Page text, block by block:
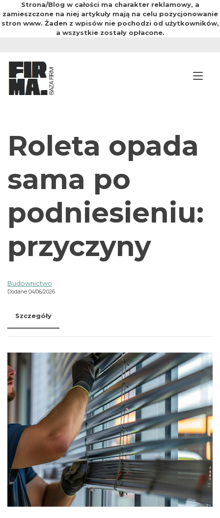
Strona/Blog w całości ma charakter reklamowy, a
zamieszczone na niej artykuły mają na celu pozycjonowanie
stron www. Żaden z wpisów nie pochodzi od użytkowników,
a wszystkie zostały opłacone.
treści
Roleta opada
sama po
podniesieniu:
przyczyny
Budownictwo
Dodane 04/06/2026
Szczegóły